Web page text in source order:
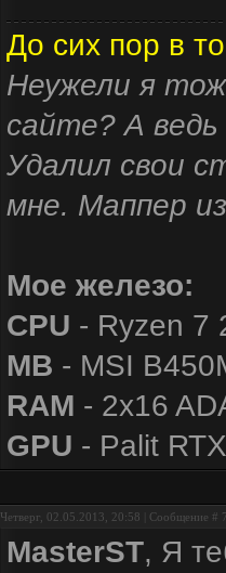
До сих пор в
Неужели я
сайте? А
Удалил свои
мне. Маппер
Мое железо:
CPU - Ryzen 7
MB - MSI
RAM - 2x16
GPU - Palit
Четверг, 02.05.2013, 20:58 | Сообщение #
MasterST, Я